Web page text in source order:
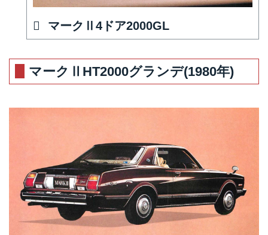
マークⅡ4ドア2000GL
マークⅡHT2000グランデ(1980年)